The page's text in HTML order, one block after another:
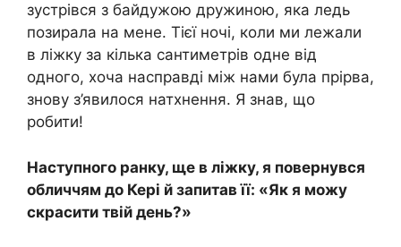
зустрівся з байдужою дружиною, яка ледь
позирала на мене. Тієї ночі, коли ми лежали
в ліжку за кілька сантиметрів одне від
одного, хоча насправді між нами була прірва,
знову з’явилося натхнення. Я знав, що
робити!
Наступного ранку, ще в ліжку, я повернувся
обличчям до Кері й запитав її: «Як я можу
скрасити твій день?»